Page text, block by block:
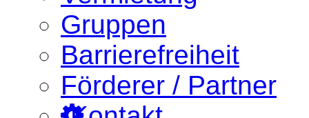
Gruppen
Barrierefreiheit
Förderer / Partner